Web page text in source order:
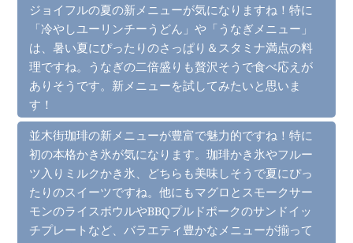
ジョイフルの夏の新メニューが気になりますね！特に
「冷やしユーリンチーうどん」や「うなぎメニュー」
は、暑い夏にぴったりのさっぱり＆スタミナ満点の料
理ですね。うなぎの二倍盛りも贅沢そうで食べ応えが
ありそうです。新メニューを試してみたいと思いま
す！
並木街珈琲の新メニューが豊富で魅力的ですね！特に
初の本格かき氷が気になります。珈琲かき氷やフルー
ツ入りミルクかき氷、どちらも美味しそうで夏にぴっ
たりのスイーツですね。他にもマグロとスモークサー
モンのライスボウルやBBQプルドポークのサンドイッ
チプレートなど、バラエティ豊かなメニューが揃って